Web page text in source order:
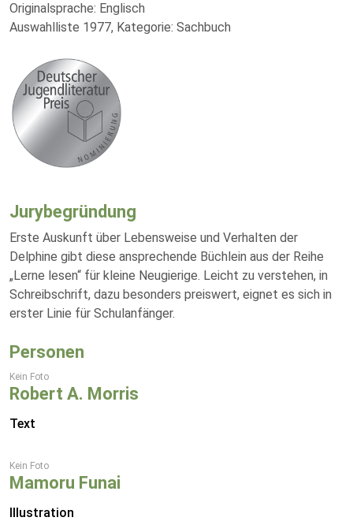
Originalsprache: Englisch
Auswahlliste 1977, Kategorie: Sachbuch
Jurybegründung
Erste Auskunft über Lebensweise und Verhalten der
Delphine gibt diese ansprechende Büchlein aus der Reihe
„Lerne lesen“ für kleine Neugierige. Leicht zu verstehen, in
Schreibschrift, dazu besonders preiswert, eignet es sich in
erster Linie für Schulanfänger.
Personen
Kein Foto
Robert A. Morris
Text
Kein Foto
Mamoru Funai
Illustration